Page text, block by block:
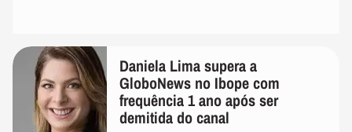
Daniela Lima supera a
GloboNews no Ibope com
frequência 1 ano após ser
demitida do canal